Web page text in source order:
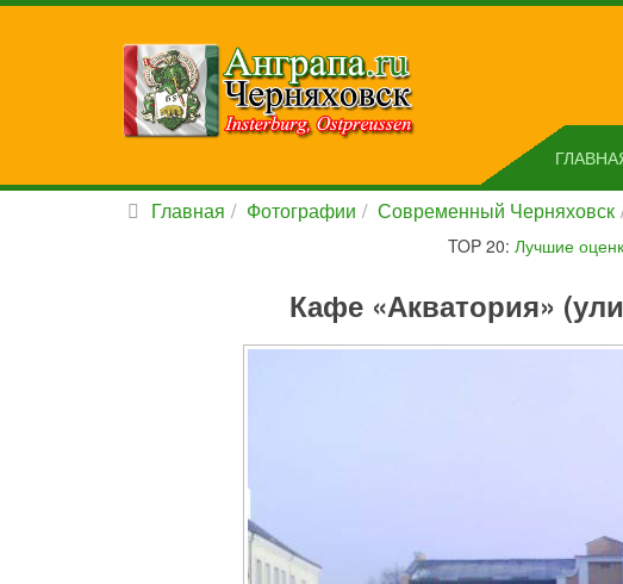
Главная Фотографии Современный Черняховск
TOP 20: Лучшие
Кафе «Акватория»